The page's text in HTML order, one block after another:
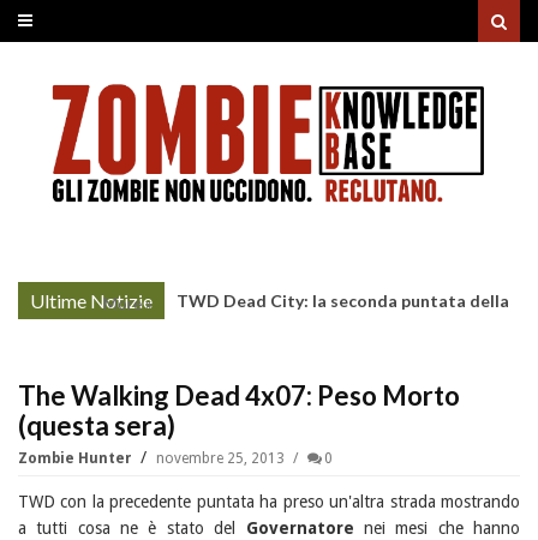
Ultime Notizie
More »
TWD Dead City: la seconda puntata della
The Walking Dead 4x07: Peso Morto
(questa sera)
Zombie Hunter novembre 25, 2013 0
TWD con la precedente puntata ha preso un'altra strada mostrando
a tutti cosa ne è stato del Governatore nei mesi che hanno